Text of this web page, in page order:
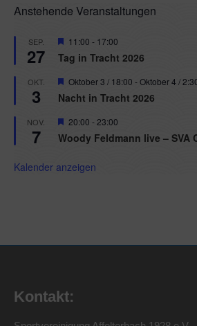
Anstehende Veranstaltungen
SEP.
27
Hervorgehoben
11:00 - 17:00
Tag in Tracht 2026
OKT.
3
Hervorgehoben
Oktober 3 / 18:00 -Oktober 4 /
Nacht in Tracht 2026
NOV.
7
Hervorgehoben
20:00 -23:00
Woody Feldmann live – SVA
Kalender anzeigen
Kontakt: